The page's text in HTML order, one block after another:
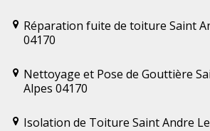
Réparation fuite de toiture Saint
04170
Nettoyage et Pose de Gouttière
Alpes 04170
Isolation de Toiture Saint Andre